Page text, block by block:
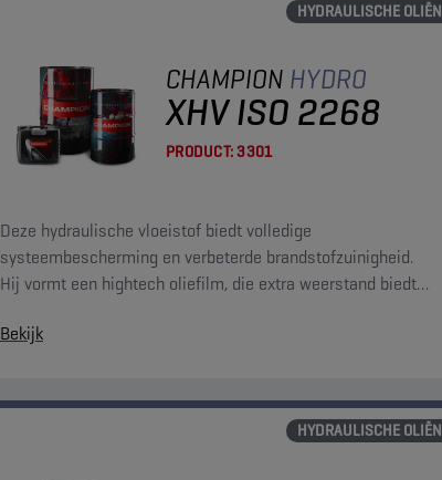
HYDRAULISCHE OLIËN
CHAMPION HYDRO
XHV ISO 2268
PRODUCT:3301
Deze hydraulische vloeistof biedt volledige
systeembescherming en verbeterde brandstofzuinigheid.
Hij vormt een hightech oliefilm, die extra weerstand biedt
Bekijk
HYDRAULISCHE OLIËN